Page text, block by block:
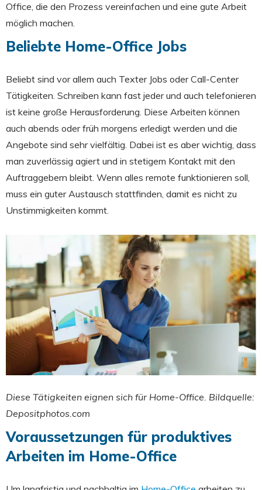
Office, die den Prozess vereinfachen und eine gute Arbeit
möglich machen.
Beliebte Home-Office Jobs
Beliebt sind vor allem auch Texter Jobs oder Call-Center
Tätigkeiten. Schreiben kann fast jeder und auch telefonieren
ist keine große Herausforderung. Diese Arbeiten können
auch abends oder früh morgens erledigt werden und die
Angebote sind sehr vielfältig. Dabei ist es aber wichtig, dass
man zuverlässig agiert und in stetigem Kontakt mit den
Auftraggebern bleibt. Wenn alles remote funktionieren soll,
muss ein guter Austausch stattfinden, damit es nicht zu
Unstimmigkeiten kommt.
Diese Tätigkeiten eignen sich für Home-Office. Bildquelle:
Depositphotos.com
Voraussetzungen für produktives
Arbeiten im Home-Office